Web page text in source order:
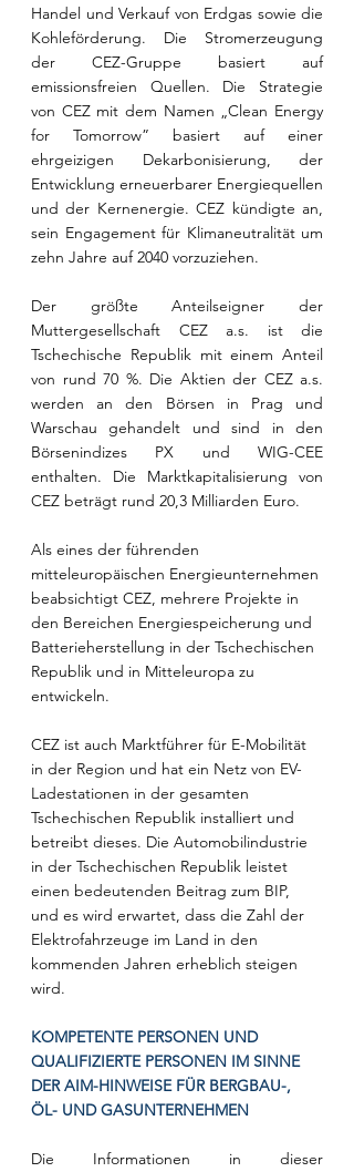
Handel und Verkauf von Erdgas sowie die
Kohleförderung. Die Stromerzeugung
der CEZ-Gruppe basiert auf
emissionsfreien Quellen. Die Strategie
von CEZ mit dem Namen „Clean Energy
for Tomorrow” basiert auf einer
ehrgeizigen Dekarbonisierung, der
Entwicklung erneuerbarer Energiequellen
und der Kernenergie. CEZ kündigte an,
sein Engagement für Klimaneutralität um
zehn Jahre auf 2040 vorzuziehen.
Der größte Anteilseigner der
Muttergesellschaft CEZ a.s. ist die
Tschechische Republik mit einem Anteil
von rund 70 %. Die Aktien der CEZ a.s.
werden an den Börsen in Prag und
Warschau gehandelt und sind in den
Börsenindizes PX und WIG-CEE
enthalten. Die Marktkapitalisierung von
CEZ beträgt rund 20,3 Milliarden Euro.
Als eines der führenden
mitteleuropäischen Energieunternehmen
beabsichtigt CEZ, mehrere Projekte in
den Bereichen Energiespeicherung und
Batterieherstellung in der Tschechischen
Republik und in Mitteleuropa zu
entwickeln.
CEZ ist auch Marktführer für E-Mobilität
in der Region und hat ein Netz von EV-
Ladestationen in der gesamten
Tschechischen Republik installiert und
betreibt dieses. Die Automobilindustrie
in der Tschechischen Republik leistet
einen bedeutenden Beitrag zum BIP,
und es wird erwartet, dass die Zahl der
Elektrofahrzeuge im Land in den
kommenden Jahren erheblich steigen
wird.
KOMPETENTE PERSONEN UND
QUALIFIZIERTE PERSONEN IM SINNE
DER AIM-HINWEISE FÜR BERGBAU-,
ÖL- UND GASUNTERNEHMEN
Die Informationen in dieser